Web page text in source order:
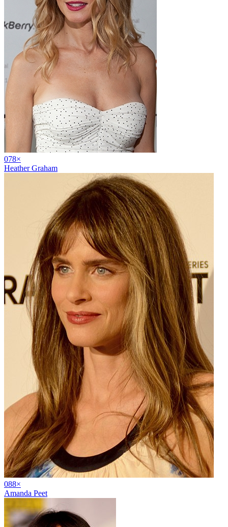
078×
Heather Graham
088×
Amanda Peet